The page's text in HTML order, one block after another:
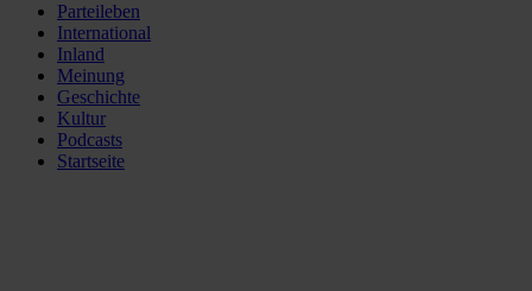
Parteileben
International
Inland
Meinung
Geschichte
Kultur
Podcasts
Startseite